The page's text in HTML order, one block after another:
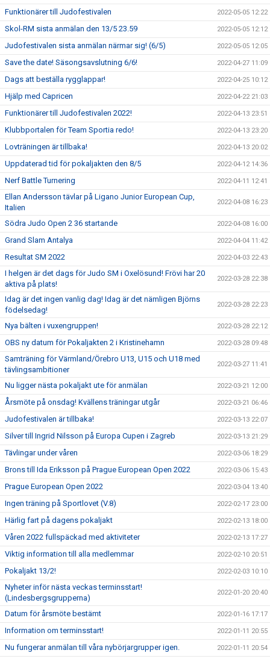
Funktionärer till Judofestivalen 2022-05-05 12:22
Skol-RM sista anmälan den 13/5 23.59 2022-05-05 12:12
Judofestivalen sista anmälan närmar sig! (6/5) 2022-05-05 12:05
Save the date! Säsongsavslutning 6/6! 2022-04-27 11:09
Dags att beställa rygglappar! 2022-04-25 10:12
Hjälp med Capricen 2022-04-22 21:03
Funktionärer till Judofestivalen 2022! 2022-04-13 23:51
Klubbportalen för Team Sportia redo! 2022-04-13 23:20
Lovträningen är tillbaka! 2022-04-13 20:02
Uppdaterad tid för pokaljakten den 8/5 2022-04-12 14:36
Nerf Battle Turnering 2022-04-11 12:41
Ellan Andersson tävlar på Ligano Junior European Cup,
Italien
2022-04-08 16:23
Södra Judo Open 2 36 startande 2022-04-08 16:00
Grand Slam Antalya 2022-04-04 11:42
Resultat SM 2022 2022-04-03 22:43
I helgen är det dags för Judo SM i Oxelösund! Frövi har 20
aktiva på plats!
2022-03-28 22:38
Idag är det ingen vanlig dag! Idag är det nämligen Björns
födelsedag!
2022-03-28 22:23
Nya bälten i vuxengruppen! 2022-03-28 22:12
OBS ny datum för Pokaljakten 2 i Kristinehamn 2022-03-28 09:48
Samträning för Värmland/Örebro U13, U15 och U18 med
tävlingsambitioner
2022-03-27 11:41
Nu ligger nästa pokaljakt ute för anmälan 2022-03-21 12:00
Årsmöte på onsdag! Kvällens träningar utgår 2022-03-21 06:46
Judofestivalen är tillbaka! 2022-03-13 22:07
Silver till Ingrid Nilsson på Europa Cupen i Zagreb 2022-03-13 21:29
Tävlingar under våren 2022-03-06 18:29
Brons till Ida Eriksson på Prague European Open 2022 2022-03-06 15:43
Prague European Open 2022 2022-03-04 13:40
Ingen träning på Sportlovet (V.8) 2022-02-17 23:00
Härlig fart på dagens pokaljakt 2022-02-13 18:00
Våren 2022 fullspäckad med aktiviteter 2022-02-13 17:27
Viktig information till alla medlemmar 2022-02-10 20:51
Pokaljakt 13/2! 2022-02-03 10:10
Nyheter inför nästa veckas terminsstart!
(Lindesbergsgrupperna)
2022-01-20 20:40
Datum för årsmöte bestämt 2022-01-16 17:17
Information om terminsstart! 2022-01-11 20:55
Nu fungerar anmälan till våra nybörjargrupper igen. 2022-01-11 20:54